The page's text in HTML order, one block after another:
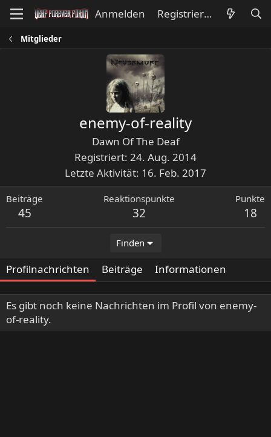
Anmelden Registrieren
Mitglieder
enemy-of-reality
Dawn Of The Deaf
Registriert 24. Aug. 2014
Letzte Aktivität 16. Feb. 2017
Beiträge
45
Reaktionspunkte
32
Punkte
18
Finden
Profilnachrichten Beiträge Informationen
Es gibt noch keine Nachrichten im Profil von enemy-
of-reality.